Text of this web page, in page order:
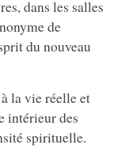
dans les salles
de
du nouveau
la vie réelle et
intérieur des
spirituelle.